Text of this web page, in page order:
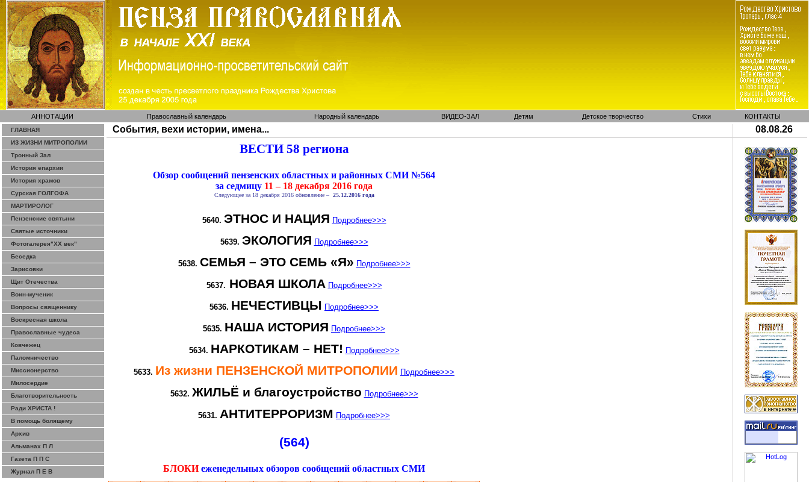
АННОТАЦИИ Православный календарь Народный календарь ВИДЕО-ЗАЛ Детям Детское творчество Стихи КОНТАКТЫ
ГЛАВНАЯ
ИЗ ЖИЗНИ МИТРОПОЛИИ
Тронный Зал
История епархии
История храмов
Сурская ГОЛГОФА
МАРТИРОЛОГ
Пензенские святыни
Святые источники
Фотогалерея"ХХ век"
Беседка
Зарисовки
Щит Отечества
Воин-мученик
Вопросы священнику
Воскресная школа
Православные чудеса
Ковчежец
Паломничество
Миссионерство
Милосердие
Благотворительность
Ради ХРИСТА !
В помощь болящему
Архив
Альманах П Л
Газета П П С
Журнал П Е В
События, вехи истории, имена... 08.08.26
ВЕСТИ 58 региона
Обзор сообщений пензенских областных и районных СМИ №564
за седмицу 11 – 18 декабря 2016 года
Следующее за 18 декабря 2016 обновление – 25.12.2016 года
5640. ЭТНОС И НАЦИЯ Подробнее>>>
5639. ЭКОЛОГИЯ Подробнее>>>
5638. СЕМЬЯ – ЭТО СЕМЬ «Я» Подробнее>>>
5637. НОВАЯ ШКОЛА Подробнее>>>
5636. НЕЧЕСТИВЦЫ Подробнее>>>
5635. НАША ИСТОРИЯ Подробнее>>>
5634. НАРКОТИКАМ – НЕТ! Подробнее>>>
5633. Из жизни ПЕНЗЕНСКОЙ МИТРОПОЛИИ Подробнее>>>
5632. ЖИЛЬЁ и благоустройство Подробнее>>>
5631. АНТИТЕРРОРИЗМ Подробнее>>>
(564)
БЛОКИ еженедельных обзоров сообщений областных СМИ